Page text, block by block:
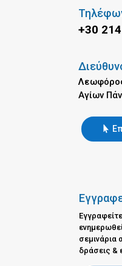
+30
Αγίων
σεμινάρια
δράσεις &